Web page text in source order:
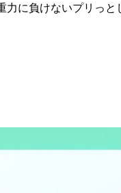
に負けないプリっと